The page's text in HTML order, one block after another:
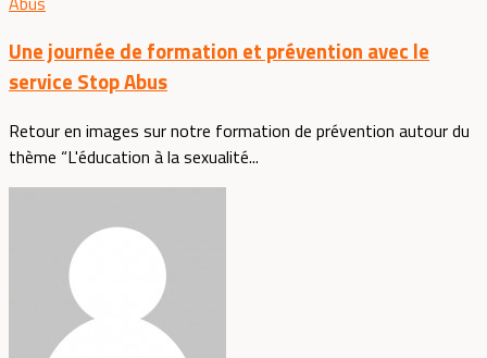
Une journée de formation et prévention avec le
service Stop Abus
Retour en images sur notre formation de prévention autour du
thème “L'éducation à la sexualité...